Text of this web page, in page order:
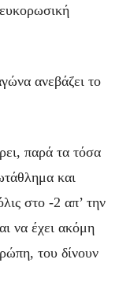
ανεβάζει το
παρά τα τόσα
και
στο -2 απ’ την
να έχει ακόμη
του δίνουν